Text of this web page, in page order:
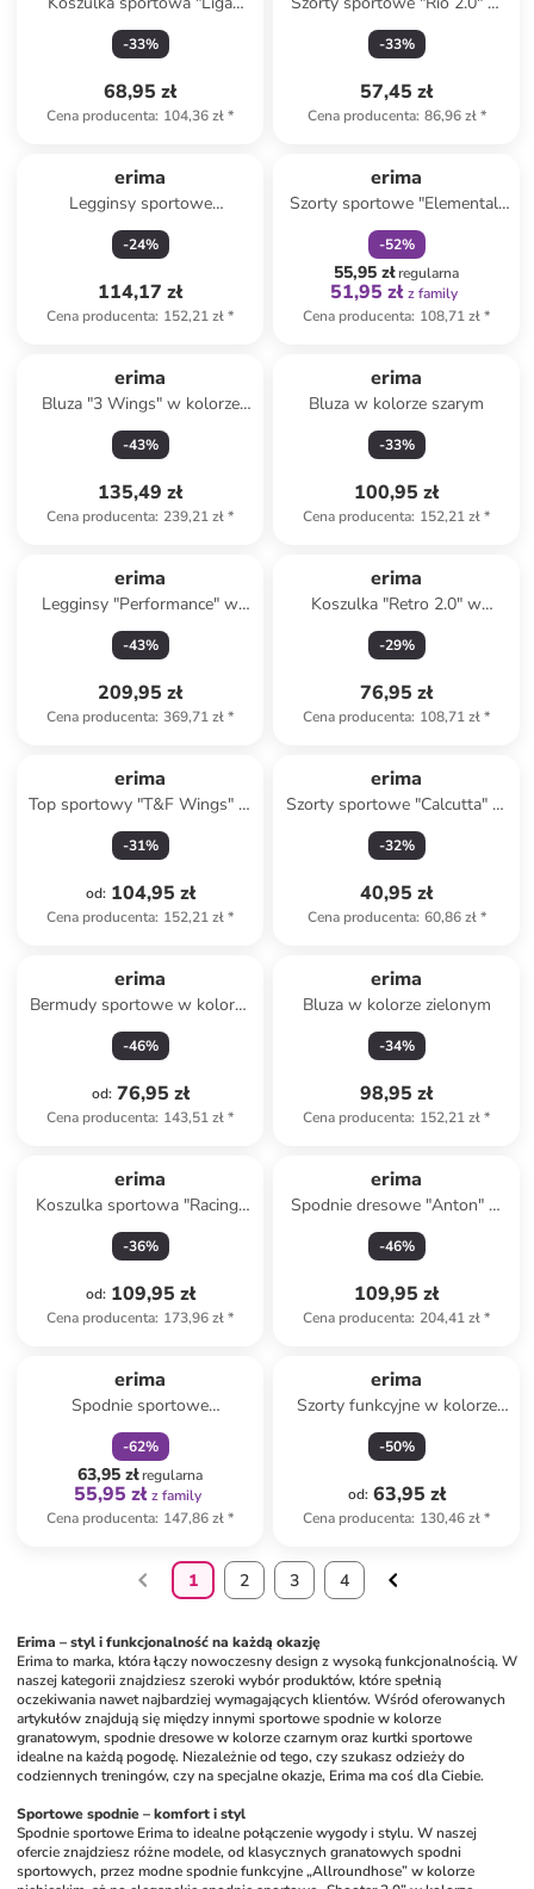
Trikot" w kolorze błękitnym
-33%
68,95 zł
Cena producenta: 104,36 zł*
kolorze zielonym
-33%
57,45 zł
Cena producenta: 86,96 zł*
erima
Legginsy sportowe
"Elemental" w kolorze
czerwonym
-24%
114,17 zł
Cena producenta: 152,21 zł*
erima
Szorty sportowe "Elemental"
w kolorze niebieskim
-52%
55,95 złregularna
51,95 zł z family
Cena producenta: 108,71 zł*
erima
Bluza "3 Wings" w kolorze
czarnym
-43%
135,49 zł
Cena producenta: 239,21 zł*
erima
Bluza w kolorze szarym
-33%
100,95 zł
Cena producenta: 152,21 zł*
erima
Legginsy "Performance" w
kolorze czarnym do biegania
-43%
209,95 zł
Cena producenta: 369,71 zł*
erima
Koszulka "Retro 2.0" w
kolorze jasnoróżowym
-29%
76,95 zł
Cena producenta: 108,71 zł*
erima
Top sportowy "T&F Wings" w
kolorze bordowym
-31%
od: 104,95 zł
Cena producenta: 152,21 zł*
erima
Szorty sportowe "Calcutta" w
kolorze czarnym
-32%
40,95 zł
Cena producenta: 60,86 zł*
erima
Bermudy sportowe w kolorze
czarnym
-46%
od: 76,95 zł
Cena producenta: 143,51 zł*
erima
Bluza w kolorze zielonym
-34%
98,95 zł
Cena producenta: 152,21 zł*
erima
Koszulka sportowa "Racing"
w kolorze niebieskim
-36%
od: 109,95 zł
Cena producenta: 173,96 zł*
erima
Spodnie dresowe "Anton" w
kolorze morskim
-46%
109,95 zł
Cena producenta: 204,41 zł*
erima
Spodnie sportowe
"Wadeneinsatz 2.0" w kolorze
granatowym
-62%
63,95 złregularna
55,95 zł z family
Cena producenta: 147,86 zł*
erima
Szorty funkcyjne w kolorze
czarno-zielonym
-50%
od: 63,95 zł
Cena producenta: 130,46 zł*
1 2 3 4
Erima – styl i funkcjonalność na każdą okazję
Erima to marka, która łączy nowoczesny design z wysoką funkcjonalnością. W
naszej kategorii znajdziesz szeroki wybór produktów, które spełnią
oczekiwania nawet najbardziej wymagających klientów. Wśród oferowanych
artykułów znajdują się między innymi sportowe spodnie w kolorze
granatowym, spodnie dresowe w kolorze czarnym oraz kurtki sportowe
idealne na każdą pogodę. Niezależnie od tego, czy szukasz odzieży do
codziennych treningów, czy na specjalne okazje, Erima ma coś dla Ciebie.
Sportowe spodnie – komfort i styl
Spodnie sportowe Erima to idealne połączenie wygody i stylu. W naszej
ofercie znajdziesz różne modele, od klasycznych granatowych spodni
sportowych, przez modne spodnie funkcyjne „Allroundhose” w kolorze